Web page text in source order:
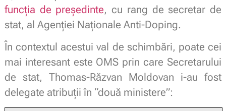
funcția de președinte, cu rang de secretar de
stat, al Agenției Naționale Anti-Doping.
În contextul acestui val de schimbări, poate cei
mai interesant este OMS prin care Secretarului
de stat, Thomas-Răzvan Moldovan i-au fost
delegate atribuții în “două ministere”: